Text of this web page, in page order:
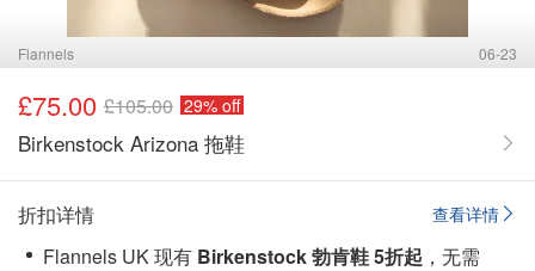
Flannels 06-23
£75.00 £105.00 29% off
Birkenstock Arizona 拖鞋
查看详情
折扣详情
Flannels UK 现有 Birkenstock 勃肯鞋 5折起 ，无需